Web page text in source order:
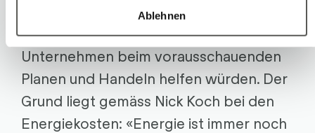
Ablehnen
Lösungen auch vorher schon möglich
gewesen wären und vielen
Unternehmen beim vorausschauenden
Planen und Handeln helfen würden. Der
Grund liegt gemäss Nick Koch bei den
Energiekosten: «Energie ist immer noch